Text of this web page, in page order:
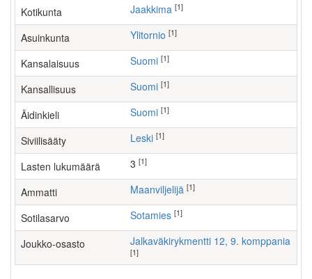
Kotikunta Jaakkima [1]
Asuinkunta Ylitornio [1]
Kansalaisuus Suomi [1]
Kansallisuus Suomi [1]
Äidinkieli Suomi [1]
Siviilisääty Leski [1]
Lasten lukumäärä [1]
Ammatti maanviljelijä [1]
Sotilasarvo Sotamies [1]
Joukko-osasto Jalkaväkirykmentti 12, 9. komppania
[1]